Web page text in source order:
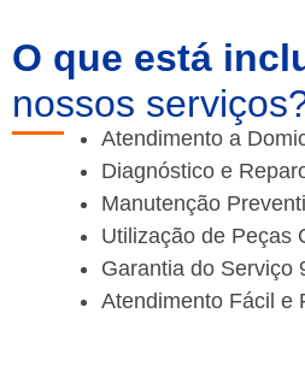
O que está
nossos
Atendimento a
Diagnóstico e
Manutenção
Utilização de Peças
Garantia do Serviço
Atendimento Fácil e